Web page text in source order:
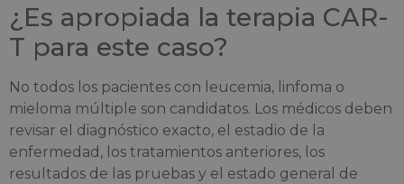
¿Es apropiada la terapia CAR-
T para este caso?
No todos los pacientes con leucemia, linfoma o
mieloma múltiple son candidatos. Los médicos deben
revisar el diagnóstico exacto, el estadio de la
enfermedad, los tratamientos anteriores, los
resultados de las pruebas y el estado general de